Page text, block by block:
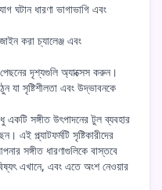
ঘটান ধারণা ভাগাভাগি এবং
করা চ্যালেঞ্জ এবং
দৃশ্যগুলি অ্যাক্সেস করুন।
যা সৃষ্টিশীলতা এবং উদ্ভাবনকে
সঙ্গীত উৎপাদনের টুল ব্যবহার
এই প্ল্যাটফর্মটি সৃষ্টিকারীদের
সঙ্গীত ধারণাগুলিকে বাস্তবে
এখানে, এবং এতে অংশ নেওয়ার